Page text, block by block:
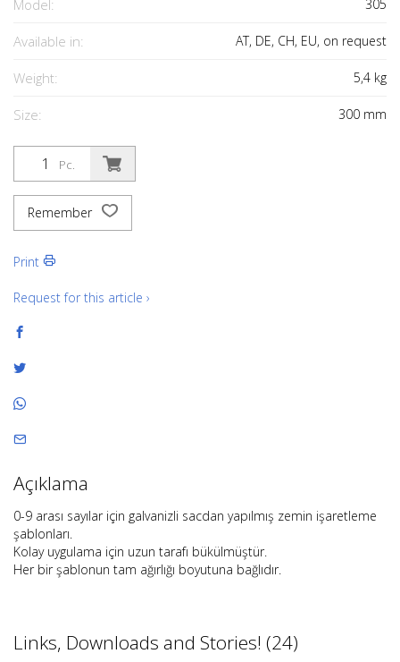
Model: 305
Available in: AT, DE, CH, EU, on request
Weight: 5,4 kg
Size: 300 mm
Pc.
Remember
Print
Request for this article ›
Açıklama
0-9 arası sayılar için galvanizli sacdan yapılmış zemin işaretleme
şablonları.
Kolay uygulama için uzun tarafı bükülmüştür.
Her bir şablonun tam ağırlığı boyutuna bağlıdır.
Links, Downloads and Stories! (24)